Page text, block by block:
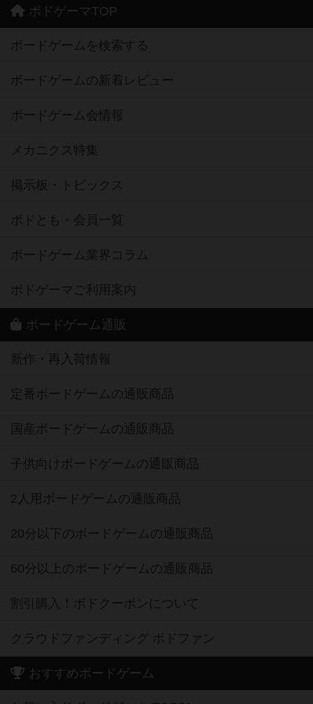
ボドゲーマTOP
ボードゲームを検索する
ボードゲームの新着レビュー
ボードゲーム会情報
メカニクス特集
掲示板・トピックス
ボドとも・会員一覧
ボードゲーム業界コラム
ボドゲーマご利用案内
ボードゲーム通販
新作・再入荷情報
定番ボードゲームの通販商品
国産ボードゲームの通販商品
子供向けボードゲームの通販商品
2人用ボードゲームの通販商品
20分以下のボードゲームの通販商品
60分以上のボードゲームの通販商品
割引購入！ボドクーポンについて
クラウドファンディング ボドファン
おすすめボードゲーム